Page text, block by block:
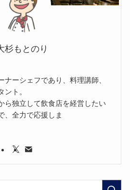
杉もとのり
ナーシェフであり、料理講師、
ント。
ら独立して飲食店を経営したい
、全力で応援しま